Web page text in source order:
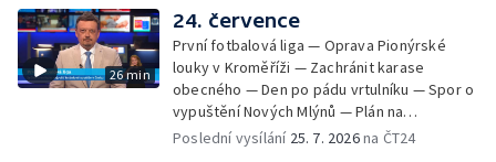
Brněnské týmy v první fotbalové lize —
Chystaná rekonstrukce bývalé věznice —
Nový seriál pro děti
26 min
24. července
První fotbalová liga — Oprava Pionýrské
louky v Kroměříži — Zachránit karase
obecného — Den po pádu vrtulníku — Spor o
vypuštění Nových Mlýnů — Plán na
odstranění ohořelé budovy — 52. ročník
Poslední vysílání 25. 7. 2026na ČT24